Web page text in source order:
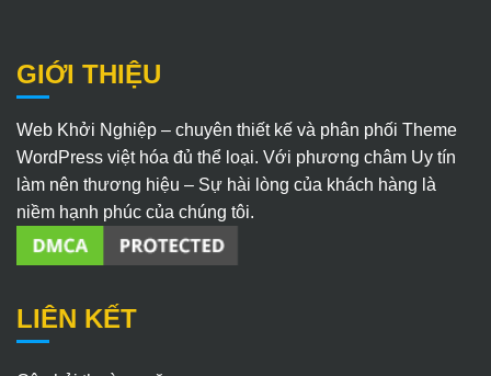
GIỚI THIỆU
Web Khởi Nghiệp – chuyên thiết kế và phân phối Theme
WordPress việt hóa đủ thể loại. Với phương châm Uy tín
làm nên thương hiệu – Sự hài lòng của khách hàng là
niềm hạnh phúc của chúng tôi.
LIÊN KẾT